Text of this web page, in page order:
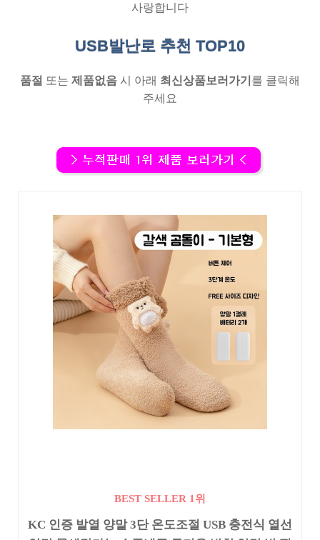
사랑합니다
USB발난로 추천 TOP10
품절 또는 제품없음 시 아래 최신상품보러가기 를 클릭해
주세요
BEST SELLER 1위
KC 인증 발열 양말 3단 온도조절 USB 충전식 열선